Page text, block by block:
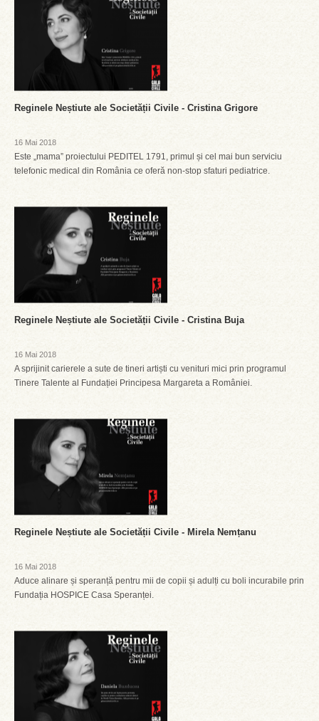
Reginele Neștiute ale Societății Civile - Cristina Grigore
16 Mai 2018
Este „mama” proiectului PEDITEL 1791, primul și cel mai bun serviciu
telefonic medical din România ce oferă non-stop sfaturi pediatrice.
Reginele Neștiute ale Societății Civile - Cristina Buja
16 Mai 2018
A sprijinit carierele a sute de tineri artiști cu venituri mici prin programul
Tinere Talente al Fundației Principesa Margareta a României.
Reginele Neștiute ale Societății Civile - Mirela Nemțanu
16 Mai 2018
Aduce alinare și speranță pentru mii de copii și adulți cu boli incurabile prin
Fundația HOSPICE Casa Speranței.